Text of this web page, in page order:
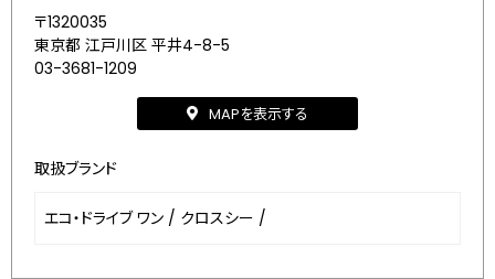
〒1320035
東京都 江戸川区 平井4-8-5
03-3681-1209
MAPを表示する
取扱ブランド
エコ・ドライブ ワン / クロスシー /